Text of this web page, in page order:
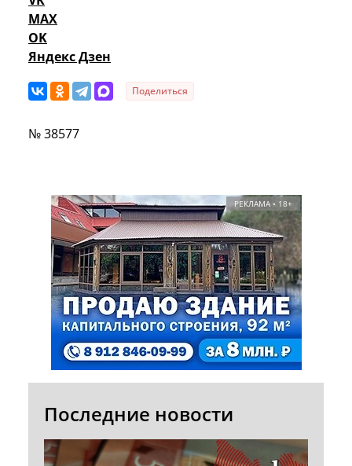
MAX
OK
Яндекс Дзен
Поделиться
№ 38577
РЕКЛАМА • 18+
Последние новости